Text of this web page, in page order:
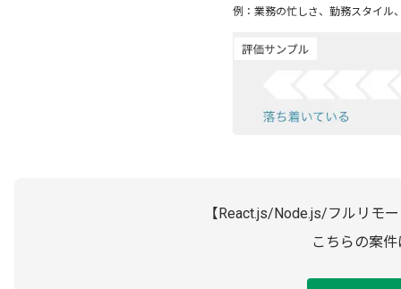
例：業務の忙しさ、勤務スタイル
【React.js/Node.js/フルリモ
こちらの案